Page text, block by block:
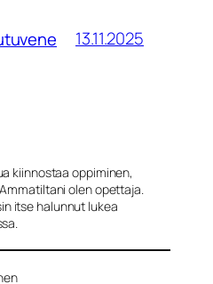
13.11.2025
kiinnostaa oppiminen,
olen opettaja.
itse halunnut lukea